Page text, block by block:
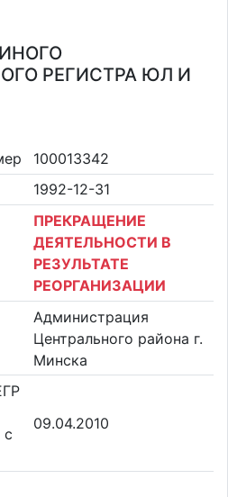
РЕГИСТРА ЮЛ И
100013342
1992-12-31
ПРЕКРАЩЕНИЕ
ДЕЯТЕЛЬНОСТИ В
РЕЗУЛЬТАТЕ
РЕОРГАНИЗАЦИИ
Администрация
Центрального района г.
Минска
с
09.04.2010